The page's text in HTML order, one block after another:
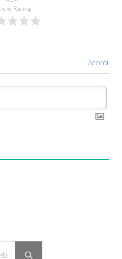
Rating
Accedi